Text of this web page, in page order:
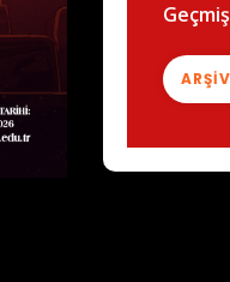
ARŞİV